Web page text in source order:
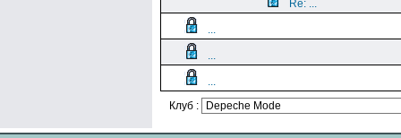
Re: ...
...
...
...
Клуб :